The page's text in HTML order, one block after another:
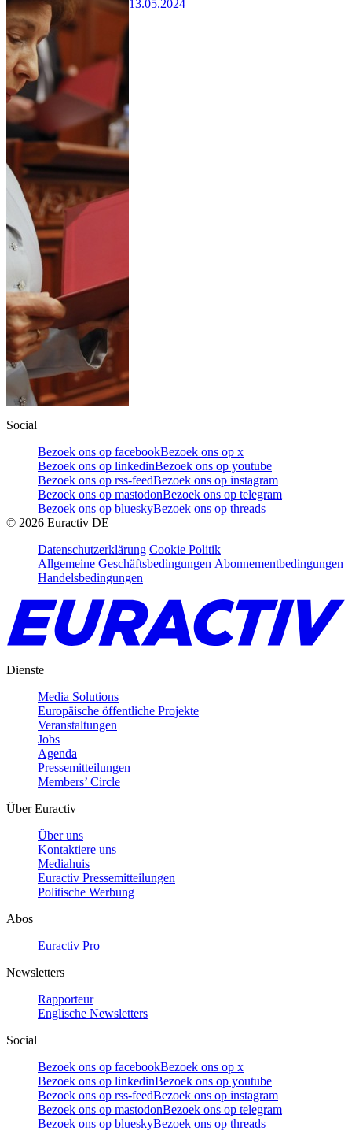
13.05.2024
Social
Bezoek ons op facebookBezoek ons op x
Bezoek ons op linkedinBezoek ons op youtube
Bezoek ons op rss-feedBezoek ons op instagram
Bezoek ons op mastodonBezoek ons op telegram
Bezoek ons op blueskyBezoek ons op threads
© 2026 Euractiv DE
Datenschutzerklärung Cookie Politik
Allgemeine Geschäftsbedingungen Abonnementbedingungen
Handelsbedingungen
Dienste
Media Solutions
Europäische öffentliche Projekte
Veranstaltungen
Jobs
Agenda
Pressemitteilungen
Members’ Circle
Über Euractiv
Über uns
Kontaktiere uns
Mediahuis
Euractiv Pressemitteilungen
Politische Werbung
Abos
Euractiv Pro
Newsletters
Rapporteur
Englische Newsletters
Social
Bezoek ons op facebookBezoek ons op x
Bezoek ons op linkedinBezoek ons op youtube
Bezoek ons op rss-feedBezoek ons op instagram
Bezoek ons op mastodonBezoek ons op telegram
Bezoek ons op blueskyBezoek ons op threads